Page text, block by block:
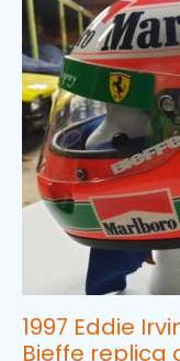
1997 Eddie
Bieffe replica